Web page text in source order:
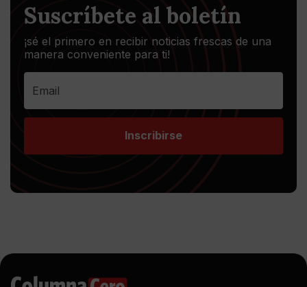
Suscríbete al boletín
¡sé el primero en recibir noticias frescas de una
manera conveniente para ti!
Inscribirse